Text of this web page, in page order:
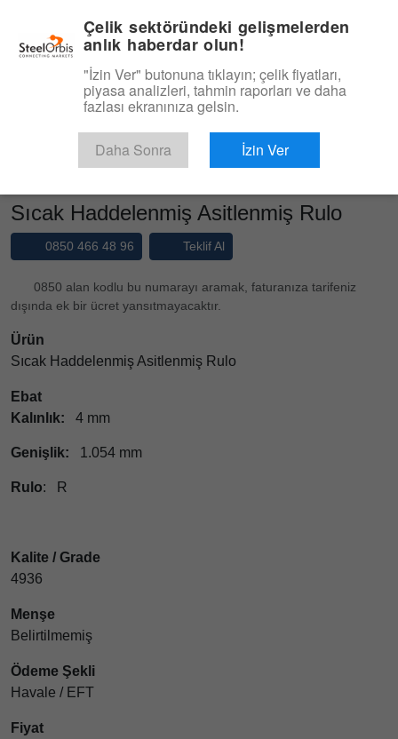
Ürün, Hizmet
Sıcak Haddelenmiş Sac
Sıcak Haddelenmiş Asitlenmiş Rulo
0850 466 48 96 Teklif Al
0850 alan kodlu bu numarayı aramak, faturanıza tarifeniz
dışında ek bir ücret yansıtmayacaktır.
Ürün
Sıcak Haddelenmiş Asitlenmiş Rulo
Ebat
Kalınlık:
4 mm
Genişlik: 1.054 mm
Rulo: R
Kalite / Grade
4936
Menşe
Belirtilmemiş
Ödeme Şekli
Havale / EFT
Fiyat
Çelik sektöründeki gelişmelerden
anlık haberdar olun!
"İzin Ver" butonuna tıklayın; çelik fiyatları,
piyasa analizleri, tahmin raporları ve daha
fazlası ekranınıza gelsin.
Daha Sonra İzin Ver